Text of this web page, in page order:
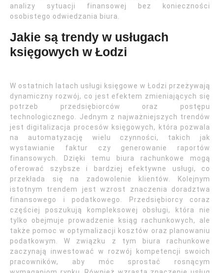
analizy sytuacji finansowej bez konieczności
osobistego odwiedzania biura.
Jakie są trendy w usługach
księgowych w Łodzi
W ostatnich latach usługi księgowe w Łodzi przeżywają
dynamiczny rozwój, co jest efektem zmieniających się
potrzeb przedsiębiorców oraz postępu
technologicznego. Jednym z najważniejszych trendów
jest digitalizacja procesów księgowych, która pozwala
na automatyzację wielu czynności, takich jak
wystawianie faktur czy generowanie raportów
finansowych. Dzięki temu biura rachunkowe mogą
oferować szybsze i bardziej efektywne usługi, co
przekłada się na zadowolenie klientów. Kolejnym
istotnym trendem jest wzrost znaczenia doradztwa
finansowego i podatkowego. Przedsiębiorcy coraz
częściej poszukują kompleksowej obsługi, która nie
tylko obejmuje prowadzenie ksiąg rachunkowych, ale
także pomoc w optymalizacji kosztów oraz planowaniu
podatkowym. W związku z tym biura rachunkowe
zaczynają inwestować w rozwój kompetencji swoich
pracowników, aby móc sprostać rosnącym